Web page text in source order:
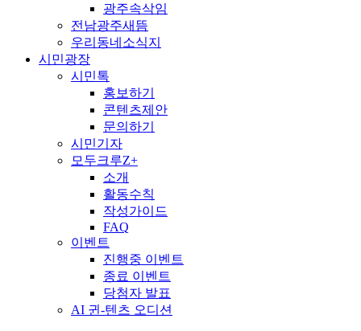
광주속삭임
전남광주새뜸
우리동네소식지
시민광장
시민톡
홍보하기
콘텐츠제안
문의하기
시민기자
모두크루Z+
소개
활동수칙
작성가이드
FAQ
이벤트
진행중 이벤트
종료 이벤트
당첨자 발표
AI 귄-텐츠 오디션